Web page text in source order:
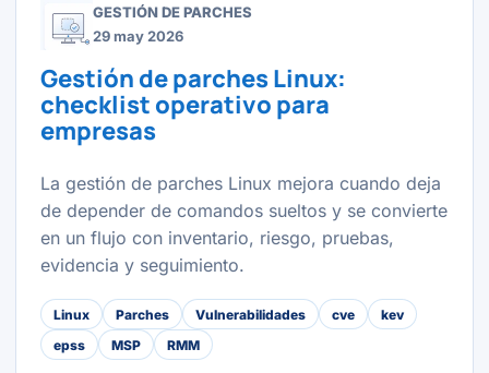
GESTIÓN DE PARCHES
29 may 2026
Gestión de parches Linux:
checklist operativo para
empresas
La gestión de parches Linux mejora cuando deja
de depender de comandos sueltos y se convierte
en un flujo con inventario, riesgo, pruebas,
evidencia y seguimiento.
Linux Parches Vulnerabilidades cve
kev
epss
MSP RMM